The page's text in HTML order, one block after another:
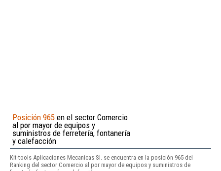
Posición 965 en el sector Comercio
al por mayor de equipos y
suministros de ferretería, fontanería
y calefacción
Kit-tools Aplicaciones Mecanicas Sl. se encuentra en la posición 965 del
Ranking del sector Comercio al por mayor de equipos y suministros de